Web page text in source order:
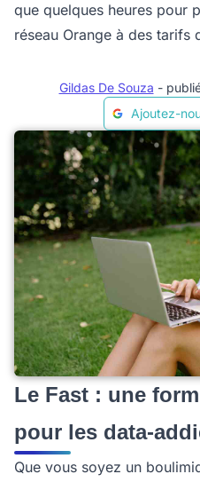
que quelques heures pour
réseau Orange à des tarifs
Gildas De Souza -
Ajoutez-
Le Fast : une
pour les data-
Que vous soyez un